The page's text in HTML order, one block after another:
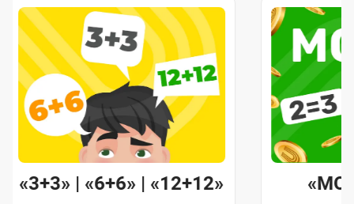
«3+3» | «6+6» | «12+12»